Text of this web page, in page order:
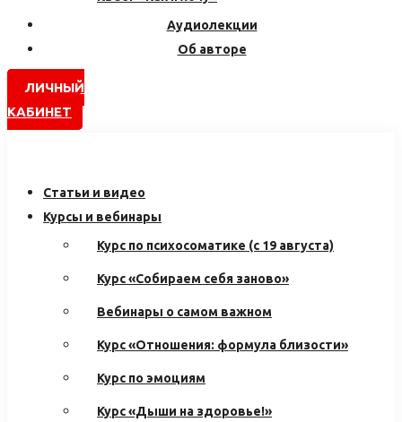
Аудиолекции
Об авторе
ЛИЧНЫЙ
КАБИНЕТ
Статьи и видео
Курсы и вебинары
Курс по психосоматике (с 19 августа)
Курс «Собираем себя заново»
Вебинары о самом важном
Курс «Отношения: формула близости»
Курс по эмоциям
Курс «Дыши на здоровье!»